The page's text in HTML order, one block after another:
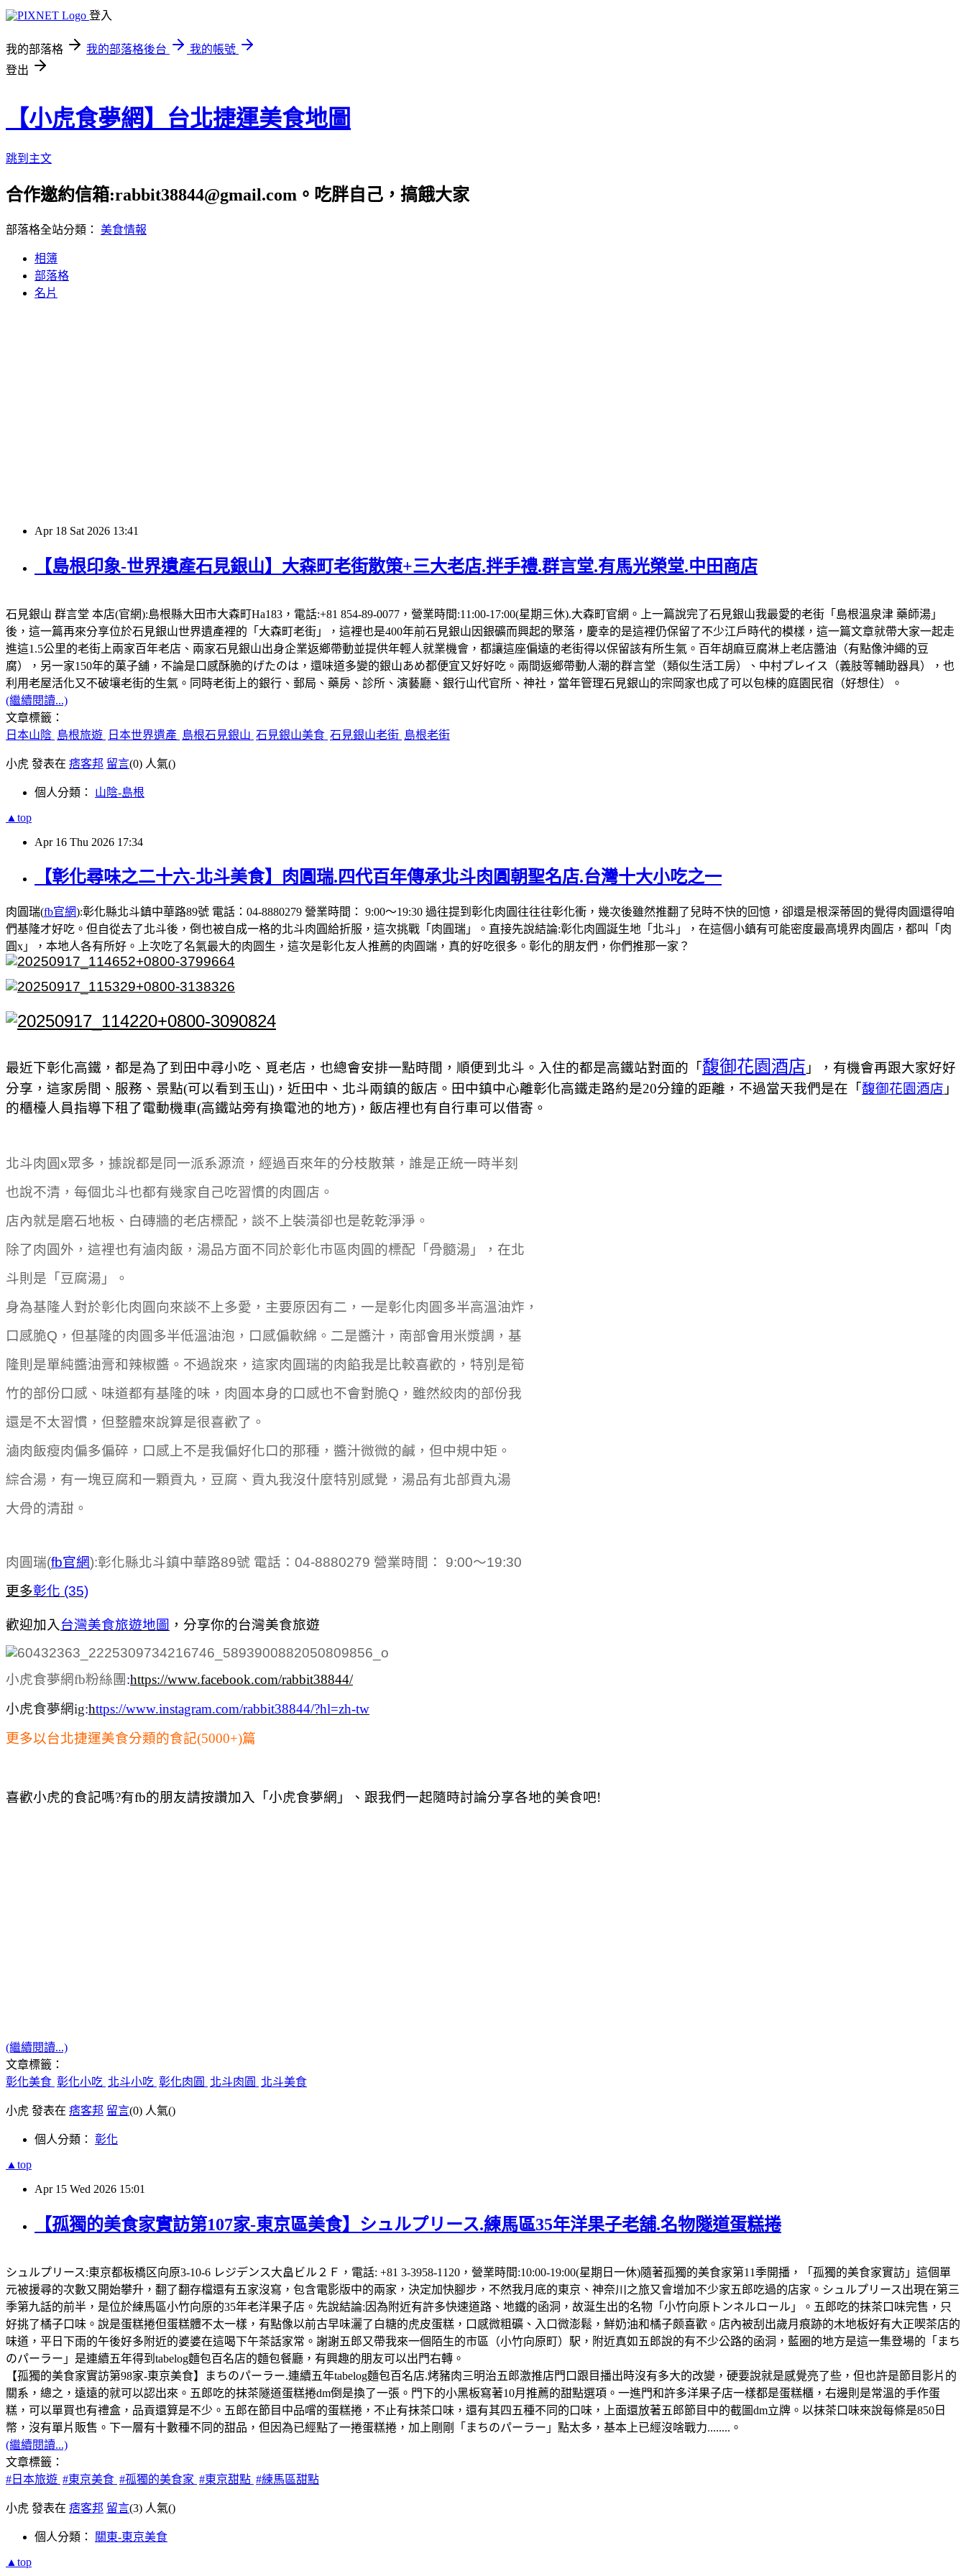
登入
我的部落格 我的部落格後台
我的帳號
登出
【小虎食夢網】台北捷運美食地圖
跳到主文
合作邀約信箱:rabbit38844@gmail.com。吃胖自己，搞餓大家
部落格全站分類： 美食情報
相簿
部落格
名片
Apr 18 Sat 2026 13:41
【島根印象-世界遺產石見銀山】大森町老街散策+三大老店.拌手禮.群言堂.有馬光榮堂.中田商店
石見銀山 群言堂 本店(官網):島根縣大田市大森町Ha183，電話:+81 854-89-0077，營業時間:11:00-17:00(星期三休).大森町官網。上一篇說完了石見銀山我最愛的老街「島根溫泉津 藥師湯」
後，這一篇再來分享位於石見銀山世界遺產裡的「大森町老街」，這裡也是400年前石見銀山因銀礦而興起的聚落，慶幸的是這裡仍保留了不少江戶時代的模樣，這一篇文章就帶大家一起走
進這1.5公里的老街上兩家百年老店、兩家石見銀山出身企業返鄉帶動並提供年輕人就業機會，都讓這座偏遠的老街得以保留該有所生氣。百年胡麻豆腐淋上老店醬油（有點像沖繩的豆
腐），另一家150年的菓子舖，不論是口感酥脆的げたのは，還味道多變的銀山あめ都便宜又好好吃。兩間返鄉帶動人潮的群言堂（類似生活工房）、中村プレイス（義肢等輔助器具），也
利用老屋活化又不破壤老街的生氣。同時老街上的銀行、郵局、藥房、診所、演藝廳、銀行山代官所、神社，當年管理石見銀山的宗岡家也成了可以包楝的庭園民宿（好想住）。
(繼續閱讀...)
文章標籤：
日本山陰 島根旅遊 日本世界遺產 島根石見銀山 石見銀山美食 石見銀山老街 島根老街
小虎 發表在 痞客邦 留言(0) 人氣()
個人分類： 山陰-島根
▲top
Apr 16 Thu 2026 17:34
【彰化尋味之二十六-北斗美食】肉圓瑞.四代百年傳承北斗肉圓朝聖名店.台灣十大小吃之一
肉圓瑞(fb官網):彰化縣北斗鎮中華路89號 電話：04-8880279 營業時間： 9:00～19:30 過往提到彰化肉圓往往往彰化衝，幾次後雖然推翻了兒時不快的回憶，卻還是根深蒂固的覺得肉圓還得咱
們基隆才好吃。但自從去了北斗後，倒也被自成一格的北斗肉圓給折服，這次挑戰「肉圓瑞」。直接先說結論:彰化肉圓誕生地「北斗」，在這個小鎮有可能密度最高境界肉圓店，都叫「肉
圓x」，本地人各有所好。上次吃了名氣最大的肉圆生，這次是彰化友人推薦的肉圓端，真的好吃很多。彰化的朋友們，你們推那一家？
最近下彰化高鐵，都是為了到田中尋小吃、覓老店，也總會安排一點時間，順便到北斗。入住的都是高鐵站對面的「 馥御花園酒店 」，有機會再跟大家好好
分享，這家房間、服務、景點(可以看到玉山)，近田中、北斗兩鎮的飯店。田中鎮中心離彰化高鐵走路約是20分鐘的距離，不過當天我們是在「 馥御花園酒店 」
的櫃檯人員指導下租了電動機車(高鐵站旁有換電池的地方)，飯店裡也有自行車可以借寄。
北斗肉圓x眾多，據說都是同一派系源流，經過百來年的分枝散葉，誰是正統一時半刻
也說不清，每個北斗也都有幾家自己吃習慣的肉圓店。
店內就是磨石地板、白磚牆的老店標配，談不上裝潢卻也是乾乾淨淨。
除了肉圓外，這裡也有滷肉飯，湯品方面不同於彰化市區肉圓的標配「骨髓湯」，在北
斗則是「豆腐湯」。
身為基隆人對於彰化肉圓向來談不上多愛，主要原因有二，一是彰化肉圓多半高溫油炸，
口感脆Q，但基隆的肉圓多半低溫油泡，口感偏軟綿。二是醬汁，南部會用米漿調，基
隆則是單純醬油膏和辣椒醬。不過說來，這家肉圓瑞的肉餡我是比較喜歡的，特別是筍
竹的部份口感、味道都有基隆的味，肉圓本身的口感也不會對脆Q，雖然絞肉的部份我
還是不太習慣，但整體來說算是很喜歡了。
滷肉飯瘦肉偏多偏碎，口感上不是我偏好化口的那種，醬汁微微的鹹，但中規中矩。
綜合湯，有一塊豆腐和一顆貢丸，豆腐、貢丸我沒什麼特別感覺，湯品有北部貢丸湯
大骨的清甜。
肉圓瑞(fb官網):彰化縣北斗鎮中華路89號 電話：04-8880279 營業時間： 9:00～19:30
更多彰化 (35)
歡迎加入台灣美食旅遊地圖 ， 分享你的台灣美食旅遊
小虎食夢網fb粉絲團 :https://www.facebook.com/rabbit38844/
小虎食夢網ig:https://www.instagram.com/rabbit38844/?hl=zh-tw
更多以台北捷運美食分類的食記(5000+)篇
喜歡小虎的食記嗎?有fb的朋友請按讚加入「小虎食夢網」、跟我們一起隨時討論分享各地的美食吧!
(繼續閱讀...)
文章標籤：
彰化美食 彰化小吃 北斗小吃 彰化肉圓 北斗肉圓 北斗美食
小虎 發表在 痞客邦 留言(0) 人氣()
個人分類： 彰化
▲top
Apr 15 Wed 2026 15:01
【孤獨的美食家實訪第107家-東京區美食】シュルプリース.練馬區35年洋果子老舖.名物隧道蛋糕捲
シュルプリース:東京都板橋区向原3-10-6 レジデンス大畠ビル２Ｆ，電話: +81 3-3958-1120，營業時間:10:00-19:00(星期日一休)隨著孤獨的美食家第11季開播，「孤獨的美食家實訪」這個單
元被援尋的次數又開始攀升，翻了翻存檔還有五家沒寫，包含電影版中的兩家，決定加快腳步，不然我月底的東京、神奈川之旅又會增加不少家五郎吃過的店家。シュルプリース出現在第三
季第九話的前半，是位於練馬區小竹向原的35年老洋果子店。先說結論:因為附近有許多快速道路、地鐵的函洞，故涎生出的名物「小竹向原トンネルロール」。五郎吃的抹茶口味完售，只
好挑了橘子口味。說是蛋糕捲但蛋糕體不太一樣，有點像以前古早味灑了白糖的虎皮蛋糕，口感微粗礦、入口微澎鬆，鮮奶油和橘子颇喜歡。店內被刮出歲月痕跡的木地板好有大正喫茶店的
味道，平日下雨的午後好多附近的婆婆在這喝下午茶話家常。謝謝五郎又帶我來一個陌生的市區（小竹向原町）駅，附近真如五郎說的有不少公路的函洞，藍圈的地方是這一集登場的「まち
のパーラー」是連續五年得到tabelog麵包百名店的麵包餐廳，有興趣的朋友可以出門右轉。
【孤獨的美食家實訪第98家-東京美食】まちのパーラー.連續五年tabelog麵包百名店.烤豬肉三明治五郎激推店門口跟目播出時沒有多大的改變，硬要說就是感覺亮了些，但也許是節目影片的
關系，總之，遠遠的就可以認出來。五郎吃的抹茶隧道蛋糕捲dm倒是換了一張。門下的小黑板寫著10月推薦的甜點選項。一進門和許多洋果子店一樣都是蛋糕櫃，右邊則是常溫的手作蛋
糕，可以單買也有禮盒，品貢還算是不少。五郎在節目中品嚐的蛋糕捲，不止有抹茶口味，還有其四五種不同的口味，上面還放著五郎節目中的截圖dm立牌。以抹茶口味來說每條是850日
幣，沒有單片販售。下一層有十數種不同的甜品，但因為已經點了一捲蛋糕捲，加上剛剛「まちのパーラー」點太多，基本上已經沒啥戰力........。
(繼續閱讀...)
文章標籤：
#日本旅遊 #東京美食 #孤獨的美食家 #東京甜點 #練馬區甜點
小虎 發表在 痞客邦 留言(3) 人氣()
個人分類： 關東-東京美食
▲top